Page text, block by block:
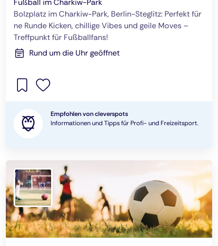
Fußball im Charkiw-Park
Bolzplatz im Charkiw-Park, Berlin-Steglitz: Perfekt für
ne Runde Kicken, chillige Vibes und geile Moves –
Treffpunkt für Fußballfans!
Rund um die Uhr geöffnet
Empfohlen von cleverspots
Informationen und Tipps für Profi- und Freizeitsport.